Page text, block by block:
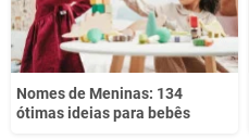
Nomes de Meninas: 134
ótimas ideias para bebês